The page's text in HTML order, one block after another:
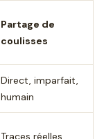
Partage de
coulisses
Direct, imparfait,
humain
Traces réelles,